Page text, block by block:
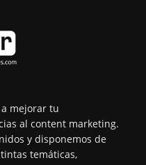
a mejorar tu
al content marketing.
y disponemos de
temáticas,